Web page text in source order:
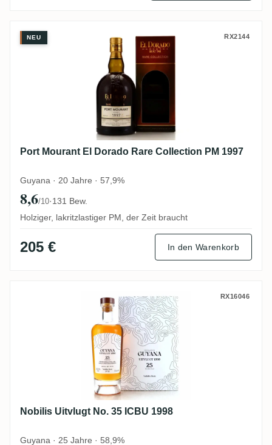
Port Mourant El Dorado Rare Collection
NEU RX2144
Port Mourant El Dorado Rare Collection PM 1997
Guyana · 20 Jahre · 57,9%
8,6/10·131 Bew.
Holziger, lakritzlastiger PM, der Zeit braucht
205 € In den Warenkorb
Nobilis Uitvlugt No. 35 ICBU 1998 RX16046
Nobilis Uitvlugt No. 35 ICBU 1998
Guyana · 25 Jahre · 58,9%